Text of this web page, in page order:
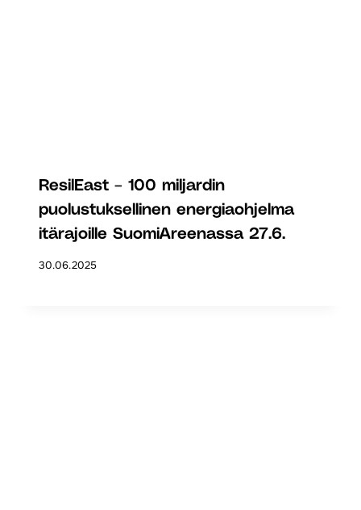
ResilEast – 100 miljardin
puolustuksellinen energiaohjelma
itärajoille SuomiAreenassa 27.6.
30.06.2025